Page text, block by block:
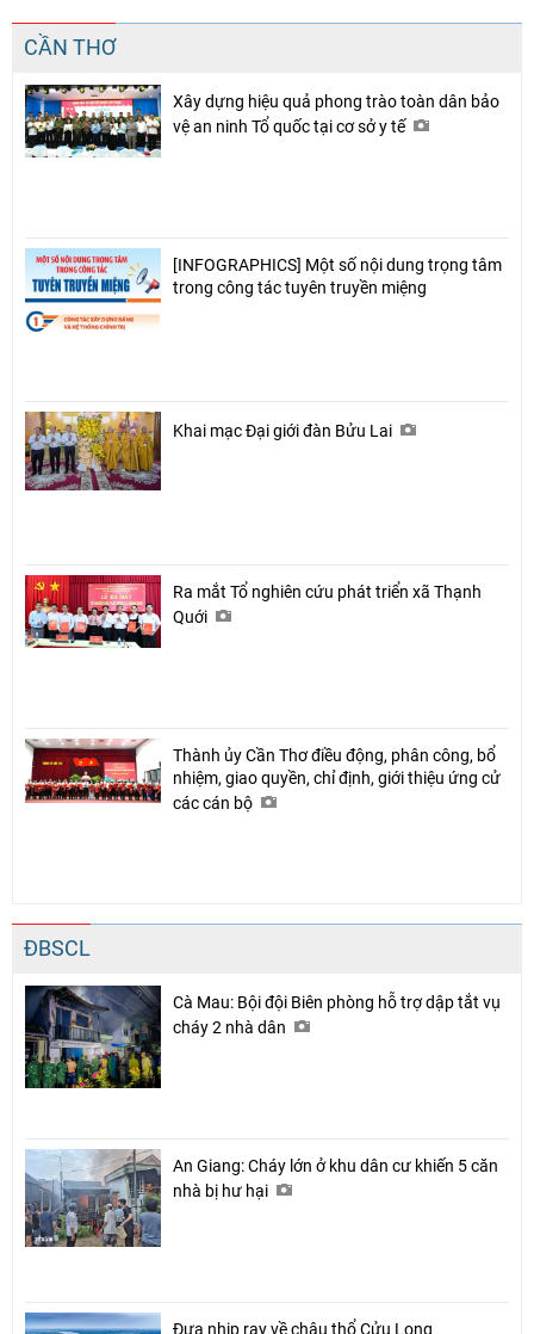
CẦN THƠ
Xây dựng hiệu quả phong trào toàn dân bảo
vệ an ninh Tổ quốc tại cơ sở y tế
[INFOGRAPHICS] Một số nội dung trọng tâm
trong công tác tuyên truyền miệng
Khai mạc Đại giới đàn Bửu Lai
Ra mắt Tổ nghiên cứu phát triển xã Thạnh
Quới
Thành ủy Cần Thơ điều động, phân công, bổ
nhiệm, giao quyền, chỉ định, giới thiệu ứng cử
các cán bộ
ĐBSCL
Cà Mau: Bội đội Biên phòng hỗ trợ dập tắt vụ
cháy 2 nhà dân
An Giang: Cháy lớn ở khu dân cư khiến 5 căn
nhà bị hư hại
Đưa nhịp ray về châu thổ Cửu Long